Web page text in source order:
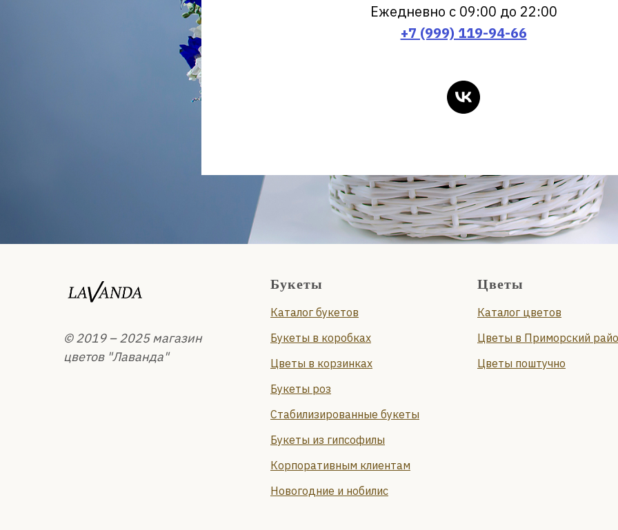
Ежедневно с 09:00 до 22:00
+7 (999) 119-94-66
© 2019 – 2025 магазин
цветов "Лаванда"
Букеты
Каталог букетов
Букеты в коробках
Цветы в корзинках
Букеты роз
Стабилизированные букеты
Букеты из гипсофилы
Корпоративным клиентам
Новогодние и нобилис
Цветы
Каталог цветов
Цветы в Приморский
Цветы поштучно